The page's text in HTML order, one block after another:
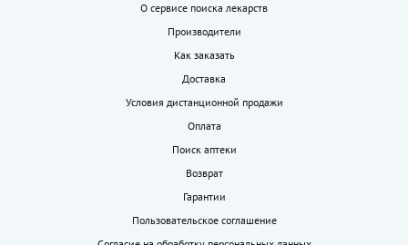
О сервисе поиска лекарств
Производители
Как заказать
Доставка
Условия дистанционной продажи
Оплата
Поиск аптеки
Возврат
Гарантии
Пользовательское соглашение